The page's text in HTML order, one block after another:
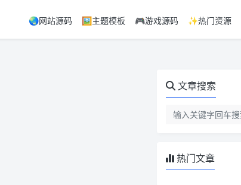
🌏网站源码 🖼️主题模板 🎮游戏源码 ✨热门资源
文章搜索
热门文章